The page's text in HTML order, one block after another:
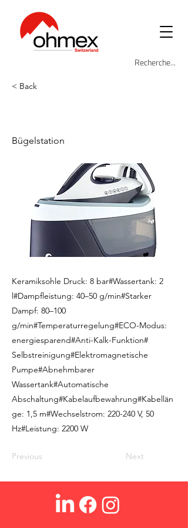
< Back
Bügelstation
Keramiksohle Druck: 8 bar#Wassertank: 2
l#Dampfleistung: 40–50 g/min#Starker
Dampf: 80–100
g/min#Temperaturregelung#ECO-Modus:
energiesparend#Anti-Kalk-Funktion#
Selbstreinigung#Elektromagnetische
Pumpe#Abnehmbarer
Wassertank#Automatische
Abschaltung#Kabelaufbewahrung#Kabellän
ge: 1,5 m#Wechselstrom: 220-240 V, 50
Hz#Leistung: 2200 W
Previous Next